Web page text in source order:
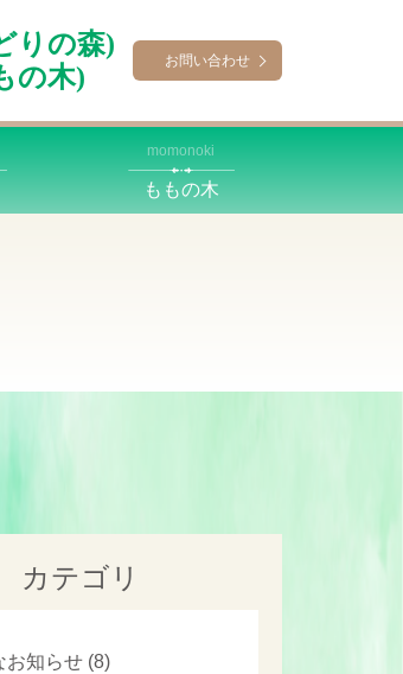
りの森)
の木)
お問い合わせ
momonoki
ももの木
カテゴリ
お知らせ (8)